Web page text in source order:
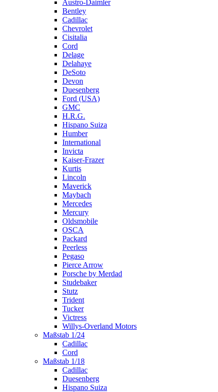
Austro-Daimler
Bentley
Cadillac
Chevrolet
Cisitalia
Cord
Delage
Delahaye
DeSoto
Devon
Duesenberg
Ford (USA)
GMC
H.R.G.
Hispano Suiza
Humber
International
Invicta
Kaiser-Frazer
Kurtis
Lincoln
Maverick
Maybach
Mercedes
Mercury
Oldsmobile
OSCA
Packard
Peerless
Pegaso
Pierce Arrow
Porsche by Merdad
Studebaker
Stutz
Trident
Tucker
Victress
Willys-Overland Motors
Maßstab 1/24
Cadillac
Cord
Maßstab 1/18
Cadillac
Duesenberg
Hispano Suiza